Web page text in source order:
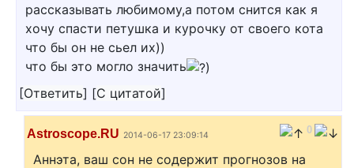
рассказывать любимому,а потом снится как я
хочу спасти петушка и курочку от своего кота
что бы он не сьел их))
что бы это могло значить
[Ответить] [С цитатой]
Astroscope.RU 2014-06-17 23:09:14 0
Аннэта, ваш сон не содержит прогнозов на